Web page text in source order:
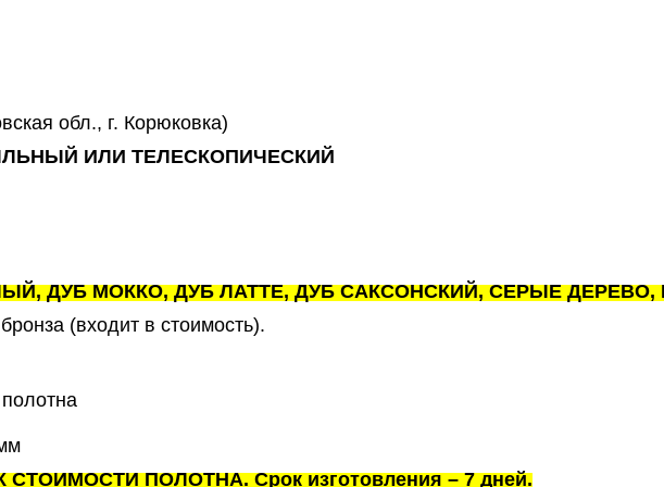
обл., г. Корюковка)
ИЛИ ТЕЛЕСКОПИЧЕСКИЙ
ДУБ МОККО, ДУБ ЛАТТЕ, ДУБ САКСОНСКИЙ, СЕРЫЕ
(входит в стоимость).
СТОИМОСТИ ПОЛОТНА. Срок изготовления – 7 дней.